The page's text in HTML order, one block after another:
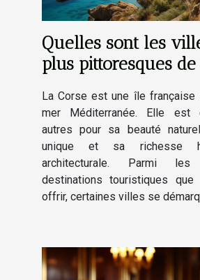
Quelles sont les
plus pittoresques de
La Corse est une île française
mer Méditerranée. Elle est
autres pour sa beauté
unique et sa richesse
architecturale. Parmi les
destinations touristiques
offrir, certaines villes se